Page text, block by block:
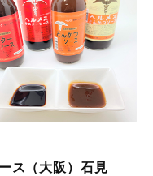
ス（大阪）石見